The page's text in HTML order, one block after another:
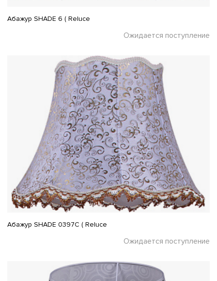
Абажур SHADE 6 ( Reluce
Ожидается поступление
Абажур SHADE 0397C ( Reluce
Ожидается поступление